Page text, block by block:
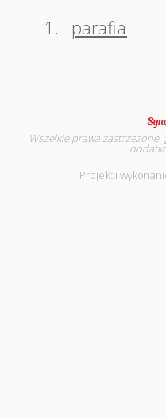
1.
parafia
Wszelkie prawa zastrzeżone.
Projekt i